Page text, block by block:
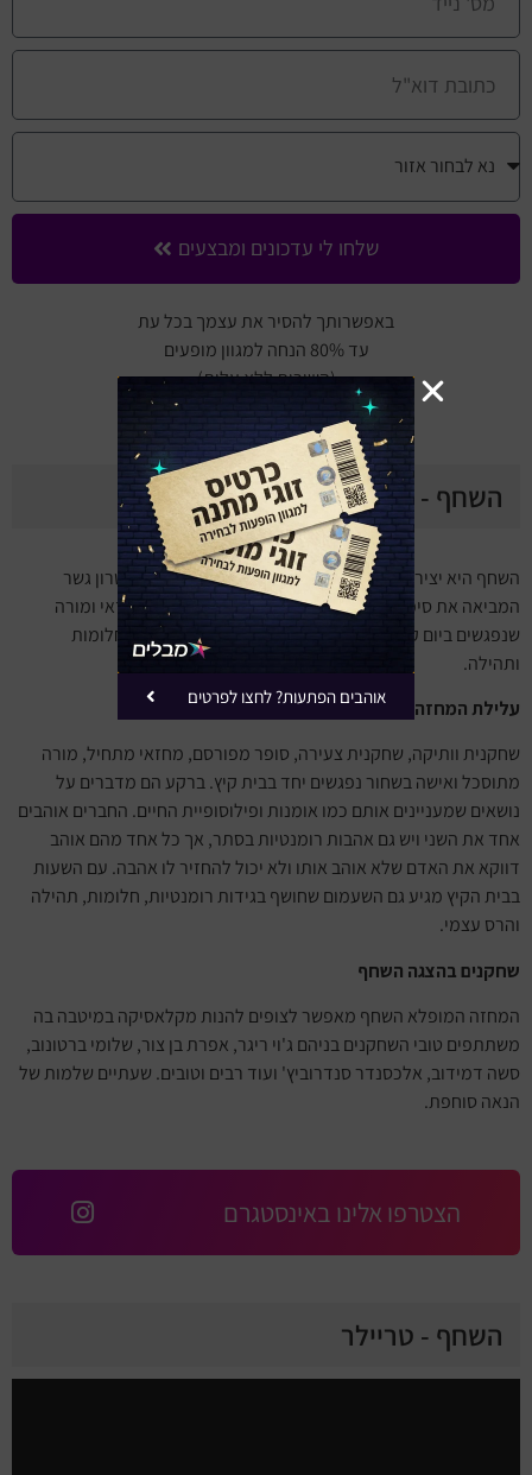
שלחו לי עדכונים ומבצעים
באפשרותך להסיר את עצמך בכל עת
עד 80% הנחה למגוון מופעים
(השירות ללא עלות)
השחף - הצגות קרובות
השחף היא יצירת מופת מאת אנטון צ'כוב המגיעה אל תיאטרון גשר
המביאה את סיפורם של שתי שחקניות, סופר מפורסם, מחזאי ומורה
שנפגשים ביום קיץ. זהו סיפור על אהבות, בגידות, שקרים, חלומות
ותהילה.
עלילת המחזה
שחקנית וותיקה, שחקנית צעירה, סופר מפורסם, מחזאי מתחיל, מורה
מתוסכל ואישה בשחור נפגשים יחד בבית קיץ. ברקע הם מדברים על
נושאים שמעניינים אותם כמו אומנות ופילוסופיית החיים. החברים אוהבים
אחד את השני ויש גם אהבות רומנטיות בסתר, אך כל אחד מהם אוהב
דווקא את האדם שלא אוהב אותו ולא יכול להחזיר לו אהבה. עם השעות
בבית הקיץ מגיע גם השעמום שחושף בגידות רומנטיות, חלומות, תהילה
והרס עצמי.
שחקנים בהצגה השחף
המחזה המופלא השחף מאפשר לצופים להנות מקלאסיקה במיטבה בה
משתתפים טובי השחקנים בניהם ג'וי ריגר, אפרת בן צור, שלומי ברטונוב,
סשה דמידוב, אלכסנדר סנדרוביץ' ועוד רבים וטובים. שעתיים שלמות של
הנאה סוחפת.
הצטרפו אלינו באינסטגרם
השחף - טריילר
אוהבים הפתעות? לחצו לפרטים